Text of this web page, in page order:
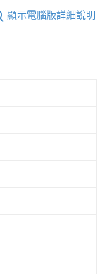
顯示電腦版詳細說明